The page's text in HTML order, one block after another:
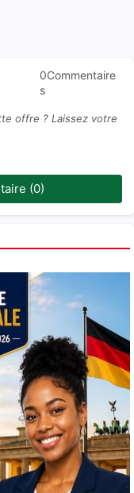
0Commentaire
s
offre ? Laissez votre
(0)